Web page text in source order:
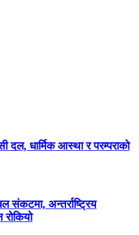
दल, धार्मिक आस्था र परम्पराको
संकटमा, अन्तर्राष्ट्रिय
रोकियो